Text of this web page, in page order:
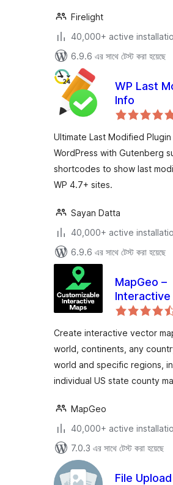
Firelight
40,000+ active
6.9.6 এর সাথে টেস্ট করা হয়েছে
WP Last
Info
Ultimate Last Modified
WordPress with Gutenberg
shortcodes to show last
WP 4.7+ sites.
Sayan Datta
40,000+ active
6.9.6 এর সাথে টেস্ট করা হয়েছে
MapGeo –
Interactive
Maps
Create interactive vector
world, continents, any
world and specific regions,
individual US state county
MapGeo
40,000+ active
7.0.3 এর সাথে টেস্ট করা হয়েছে
File